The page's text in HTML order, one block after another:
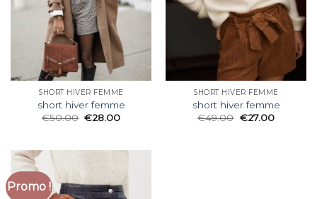
SHORT HIVER FEMME
short hiver femme
€50.00 €28.00
SHORT HIVER FEMME
short hiver femme
€49.00 €27.00
Promo !